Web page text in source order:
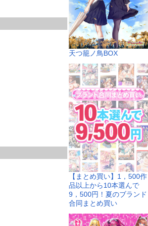
天つ籠ノ鳥BOX
【まとめ買い】1，500作
品以上から10本選んで
9，500円！夏のブランド
合同まとめ買い